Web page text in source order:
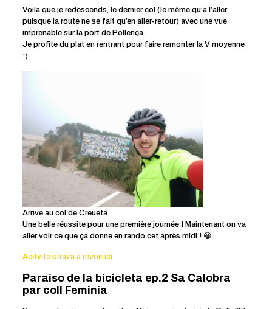
Voilà que je redescends, le dernier col (le même qu’à l’aller
puisque la route ne se fait qu’en aller-retour) avec une vue
imprenable sur la port de Pollença.
Je profite du plat en rentrant pour faire remonter la V moyenne
:).
Arrivé au col de Creueta
Une belle réussite pour une première journée ! Maintenant on va
aller voir ce que ça donne en rando cet après midi ! 😀
Acitvité strava à revoir ici
Paraíso de la bicicleta ep.2 Sa Calobra
par coll Feminia